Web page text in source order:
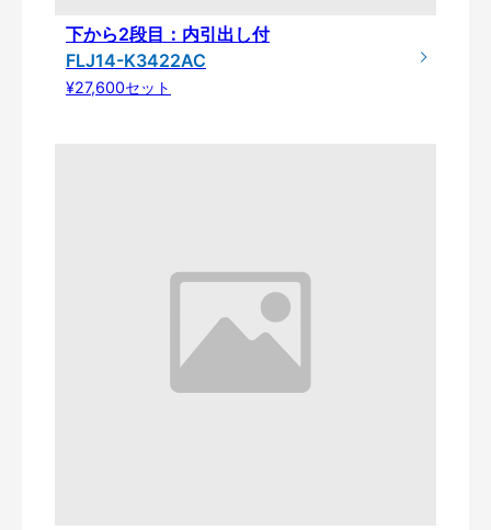
下から2段目：内引出し付
FLJ14-K3422AC
¥27,600セット